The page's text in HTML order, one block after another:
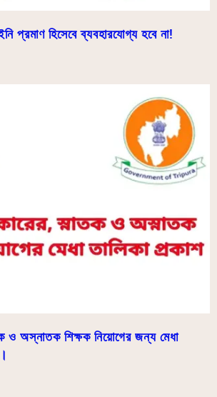
প্রমাণ হিসেবে ব্যবহারযোগ্য হবে না!
ও অস্নাতক শিক্ষক নিয়োগের জন্য মেধা